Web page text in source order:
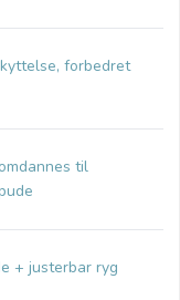
forbedret
til
+ justerbar ryg